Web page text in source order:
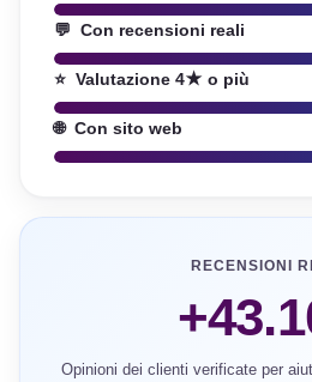
💬 Con recensioni reali
⭐ Valutazione 4★ o più
🌐 Con sito web
RECENSIONI
Opinioni dei clienti verificate per